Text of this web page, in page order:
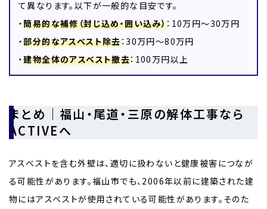
て異なります。以下が一般的な目安です。
・簡易的な補修（封じ込め・囲い込み）：10万円～30万円
・部分的なアスベスト除去：30万円～80万円
・建物全体のアスベスト撤去：100万円以上
まとめ｜福山・尾道・三原の解体工事なら
ACTIVEへ
アスベストを含む外壁は、適切に扱わないと健康被害につなが
る可能性があります。福山市でも、2006年以前に建築された建
物にはアスベストが使用されている可能性があります。そのた